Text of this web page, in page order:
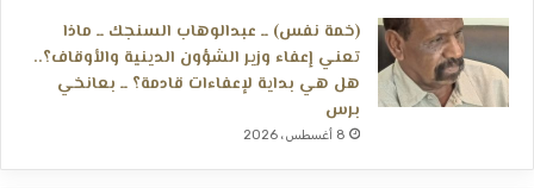
(خمة نفس) ــ عبدالوهاب السنجك ــ ماذا
تعني إعفاء وزير الشؤون الدينية والأوقاف؟..
هل هي بداية لإعفاءات قادمة؟ ــ بعانخي
برس
8 أغسطس، 2026